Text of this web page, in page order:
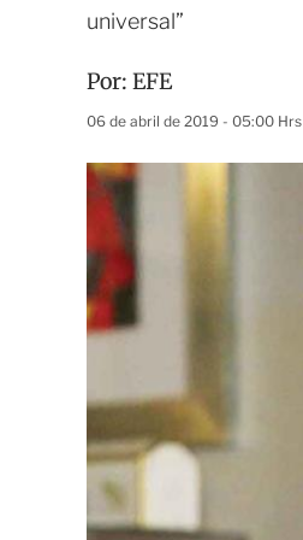
universal”
Por: EFE
06 de abril de 2019 - 05:00 Hrs